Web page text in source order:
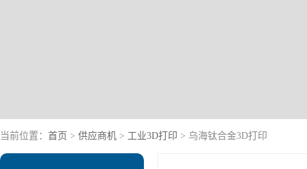
当前位置： 首页 > 供应商机 > 工业3D打印 > 乌海钛合金3D打印